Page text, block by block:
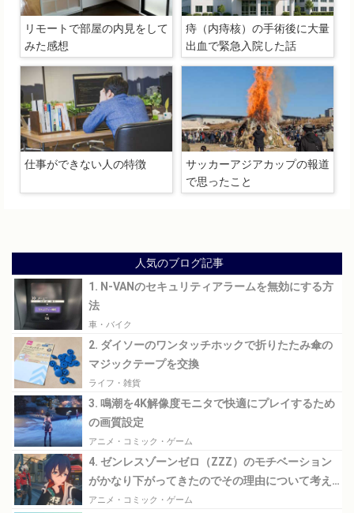
リモートで部屋の内見をして
みた感想
痔（内痔核）の手術後に大量
出血で緊急入院した話
仕事ができない人の特徴
サッカーアジアカップの報道
で思ったこと
人気のブログ記事
1. N-VANのセキュリティアラームを無効にする方
法
車・バイク
2. ダイソーのワンタッチホックで折りたたみ傘の
マジックテープを交換
ライフ・雑貨
3. 鳴潮を4K解像度モニタで快適にプレイするため
の画質設定
アニメ・コミック・ゲーム
4. ゼンレスゾーンゼロ（ZZZ）のモチベーション
がかなり下がってきたのでその理由について考え
てみる
アニメ・コミック・ゲーム